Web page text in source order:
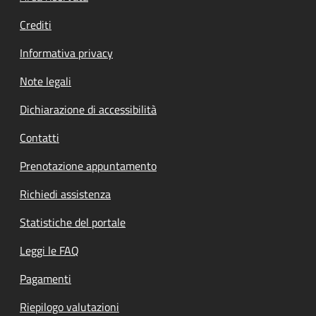
Crediti
Informativa privacy
Note legali
Dichiarazione di accessibilità
Contatti
Prenotazione appuntamento
Richiedi assistenza
Statistiche del portale
Leggi le FAQ
Pagamenti
Riepilogo valutazioni